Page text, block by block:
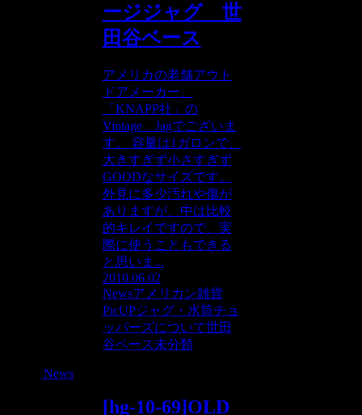
ージジャグ 世
田谷ベース
アメリカの老舗アウト
ドアメーカー、
「KNAPP社」の
Vintage Jagでございま
す。 容量は1ガロンで、
大きすぎず小さすぎず
GOODなサイズです。
外見に多少汚れや傷が
ありますが、中は比較
的キレイですので、実
際に使うこともできる
と思いま...
2010.06.02
Newsアメリカン雑貨
PicUPジャグ・水筒チョ
ッパーズについて世田
谷ベース未分類
News
[hg-10-69]OLD